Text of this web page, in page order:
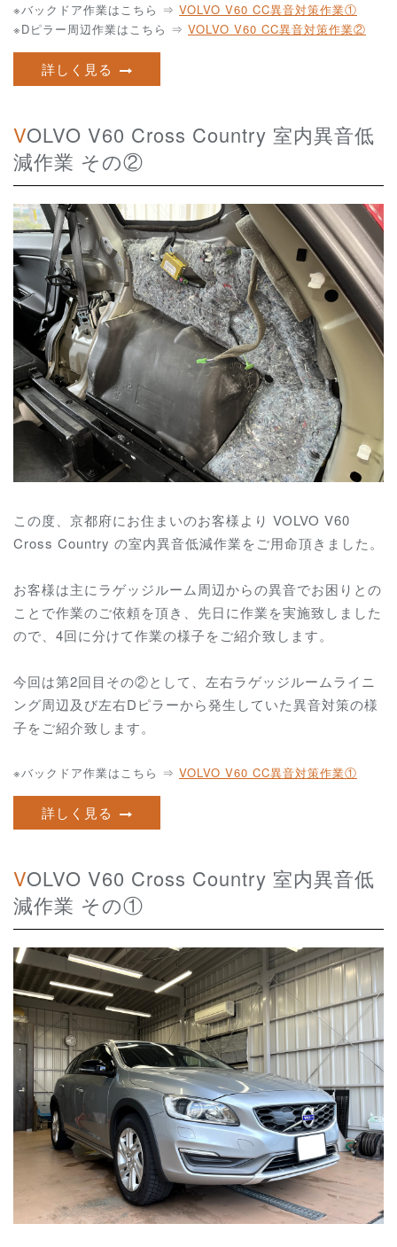
※バックドア作業はこちら ⇒ VOLVO V60 CC異音対策作業①
※Dピラー周辺作業はこちら ⇒ VOLVO V60 CC異音対策作業②
詳しく見る
VOLVO V60 Cross Country 室内異音低
減作業 その②
この度、京都府にお住まいのお客様より VOLVO V60
Cross Country の室内異音低減作業をご用命頂きました。
お客様は主にラゲッジルーム周辺からの異音でお困りとの
ことで作業のご依頼を頂き、先日に作業を実施致しました
ので、4回に分けて作業の様子をご紹介致します。
今回は第2回目その②として、左右ラゲッジルームライニ
ング周辺及び左右Dピラーから発生していた異音対策の様
子をご紹介致します。
※バックドア作業はこちら ⇒ VOLVO V60 CC異音対策作業①
詳しく見る
VOLVO V60 Cross Country 室内異音低
減作業 その①